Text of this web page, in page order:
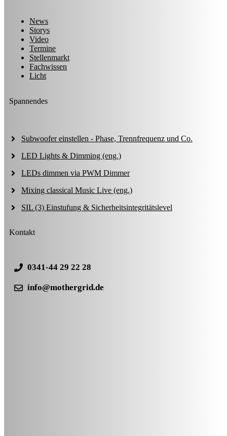
News
Storys
Video
Termine
Stellenmarkt
Fachwissen
Licht
Spannendes
Subwoofer einstellen - Phase, Trennfrequenz und Co.
LED Lights & Dimming (eng.)
LEDs dimmen via PWM Dimmer
Mixing classical Music Live (eng.)
SIL (3) Einstufung & Sicherheitsintegritätslevel
Kontakt
0341-44 29 22 28
info@mothergrid.de